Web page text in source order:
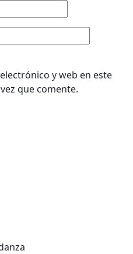
y web en este
que comente.